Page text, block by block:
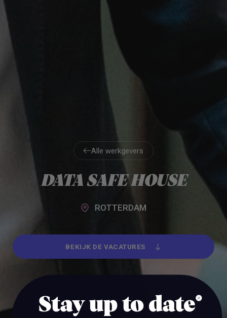
Alle werkgevers
DATA SAFE HOUSE
ROTTERDAM
BEKIJK DE VACATURES
BEKIJK DE VACATURES
Stay up to date